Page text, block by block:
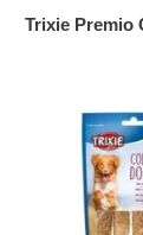
Trixie Premio